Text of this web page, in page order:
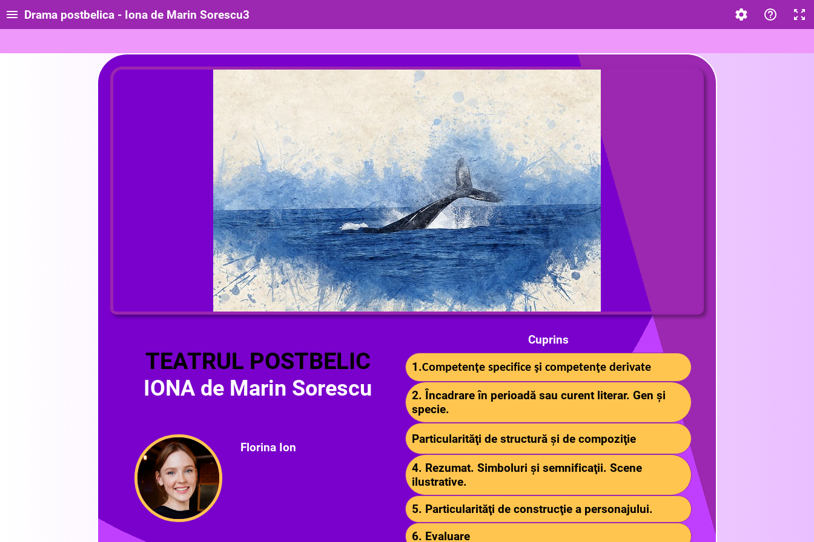
Drama postbelica - Iona de Marin Sorescu3
TEATRUL POSTBELIC
IONA de Marin Sorescu
Florina Ion
Cuprins
1.Competenţe specifice şi competenţe derivate
2. Încadrare în perioadă sau curent literar. Gen şi
specie.
Particularităţi de structură şi de compoziţie
4. Rezumat. Simboluri şi semnificaţii. Scene
ilustrative.
5. Particularităţi de construcţie a personajului.
6. Evaluare